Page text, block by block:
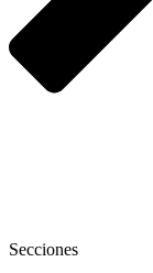
Secciones